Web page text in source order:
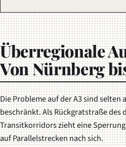
Überregionale
Von Nürnberg
Die Probleme auf der A3 sind
beschränkt. Als Rückgratstraße
Transitkorridors zieht eine
auf Parallelstrecken nach sich.